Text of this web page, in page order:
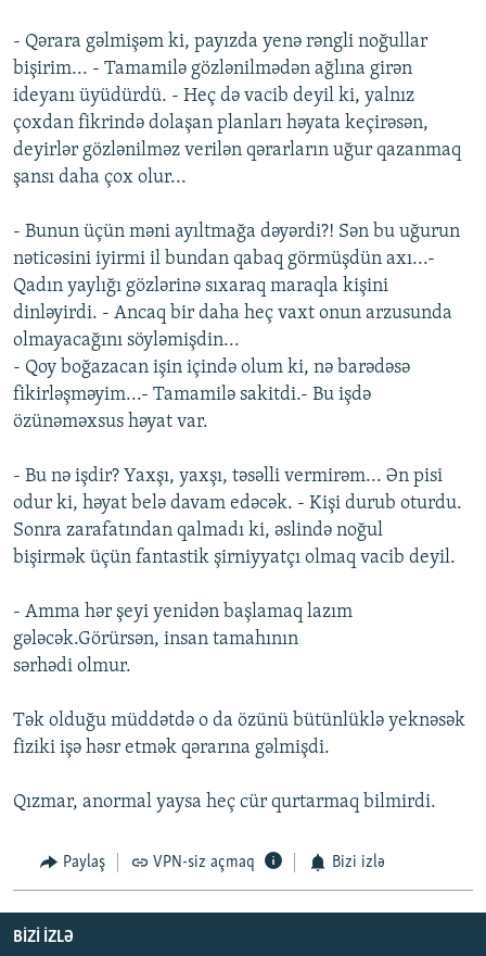
- Qərara gəlmişəm ki, payızda yenə rəngli noğullar
bişirim... - Tamamilə gözlənilmədən ağlına girən
ideyanı üyüdürdü. - Heç də vacib deyil ki, yalnız
çoxdan fikrində dolaşan planları həyata keçirəsən,
deyirlər gözlənilməz verilən qərarların uğur qazanmaq
şansı daha çox olur...
- Bunun üçün məni ayıltmağa dəyərdi?! Sən bu uğurun
nəticəsini iyirmi il bundan qabaq görmüşdün axı...-
Qadın yaylığı gözlərinə sıxaraq maraqla kişini
dinləyirdi. - Ancaq bir daha heç vaxt onun arzusunda
olmayacağını söyləmişdin...
- Qoy boğazacan işin içində olum ki, nə barədəsə
fikirləşməyim...- Tamamilə sakitdi.- Bu işdə
özünəməxsus həyat var.
- Bu nə işdir? Yaxşı, yaxşı, təsəlli vermirəm... Ən pisi
odur ki, həyat belə davam edəcək. - Kişi durub oturdu.
Sonra zarafatından qalmadı ki, əslində noğul
bişirmək üçün fantastik şirniyyatçı olmaq vacib deyil.
- Amma hər şeyi yenidən başlamaq lazım
gələcək.Görürsən, insan tamahının
sərhədi olmur.
Tək olduğu müddətdə o da özünü bütünlüklə yeknəsək
fiziki işə həsr etmək qərarına gəlmişdi.
Qızmar, anormal yaysa heç cür qurtarmaq bilmirdi.
Paylaş VPN-siz açmaq Bizi izlə
BIZI IZLƏ